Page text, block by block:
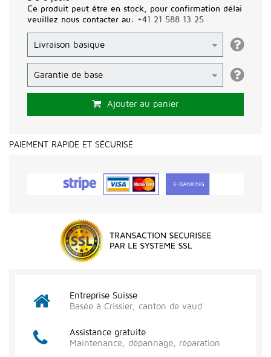
Ce produit peut être en stock, pour confirmation délai
veuillez nous contacter au: +41 21 588 13 25
Ajouter au panier
PAIEMENT RAPIDE ET SÉCURISÉ
Entreprise Suisse
Basée à Crissier, canton de vaud
Assistance gratuite
Maintenance, dépannage, réparation